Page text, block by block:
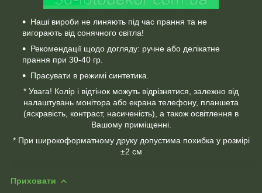
Наші вироби не линяють під час прання та не
вигорають від сонячного світла!
Рекомендації щодо догляду: ручне або делікатне
прання при 30-40 гр.
Прасувати в режимі синтетика.
* Увага! Колір і відтінок можуть відрізнятися, залежно від
налаштувань монітора або екрана телефону, планшета
(яскравість, контраст, насиченість), а також освітлення в
Вашому приміщенні.
* При широкоформатному друку допустима похибка у розмірі
±2 см
Приховати